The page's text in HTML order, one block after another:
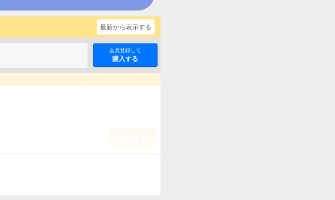
会員登録して
購入する
最新から表示する